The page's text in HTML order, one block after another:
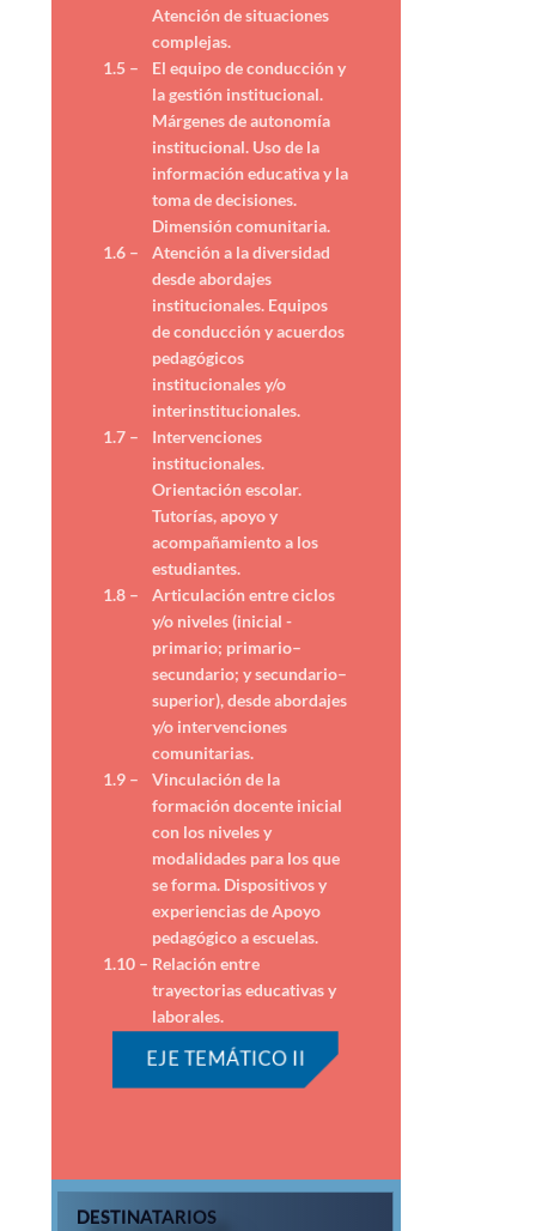
Atención de situaciones
complejas.
1.5 –
El equipo de conducción y
la gestión institucional.
Márgenes de autonomía
institucional. Uso de la
información educativa y la
toma de decisiones.
Dimensión comunitaria.
1.6 –
Atención a la diversidad
desde abordajes
institucionales. Equipos
de conducción y acuerdos
pedagógicos
institucionales y/o
interinstitucionales.
1.7 –
Intervenciones
institucionales.
Orientación escolar.
Tutorías, apoyo y
acompañamiento a los
estudiantes.
1.8 –
Articulación entre ciclos
y/o niveles (inicial -
primario; primario–
secundario; y secundario–
superior), desde abordajes
y/o intervenciones
comunitarias.
1.9 –
Vinculación de la
formación docente inicial
con los niveles y
modalidades para los que
se forma. Dispositivos y
experiencias de Apoyo
pedagógico a escuelas.
1.10 – Relación entre
trayectorias educativas y
laborales.
EJE TEMÁTICO II
DESTINATARIOS